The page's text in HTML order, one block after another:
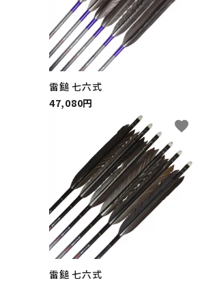
プライバシーポリシー
特定商取引法について
お問い合わせ
English
ようこそ ゲスト 様
ログイン person 新規会員登録
雷鎚 七六式
47,080円
雷鎚 七六式
favorite